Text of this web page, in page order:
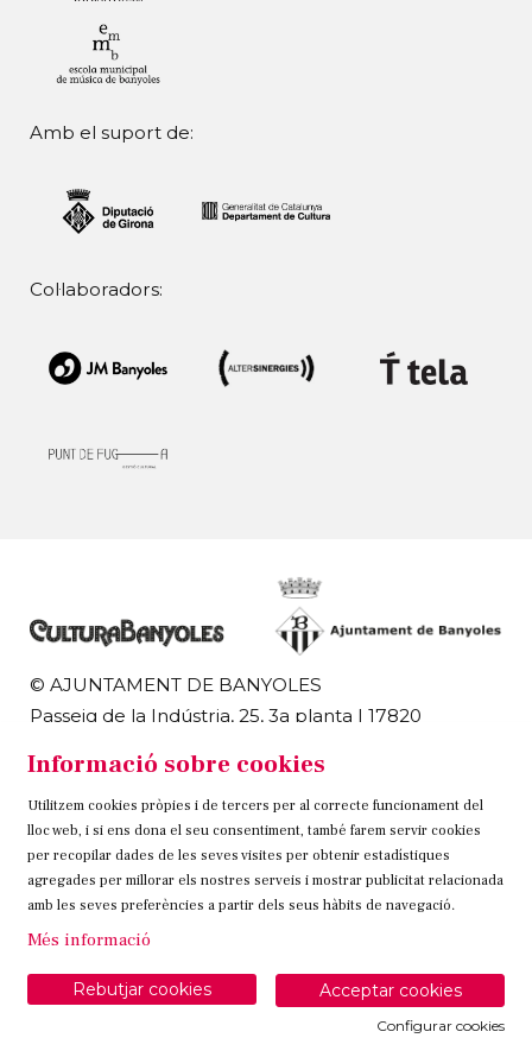
Amb el suport de:
Col·laboradors:
© AJUNTAMENT DE BANYOLES
Passeig de la Indústria, 25, 3a planta | 17820
972 58 18 48 | 972 57 00 50
Sitemap Avís Legal Ús de Cookies Contacteu
Link a instagram
Link a twitter
Link a facebook
Informació sobre cookies
Utilitzem cookies pròpies i de tercers per al correcte funcionament del
lloc web, i si ens dona el seu consentiment, també farem servir cookies
per recopilar dades de les seves visites per obtenir estadístiques
agregades per millorar els nostres serveis i mostrar publicitat relacionada
amb les seves preferències a partir dels seus hàbits de navegació.
Més informació
Acceptar cookies
Rebutjar cookies
Configurar cookies